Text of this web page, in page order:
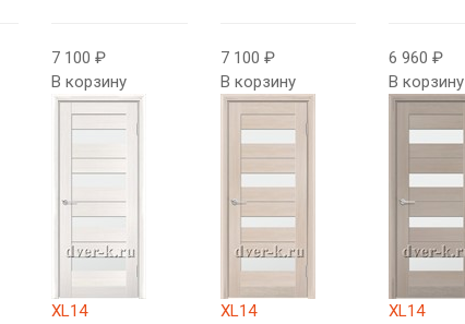
7 100 ₽
В корзину
7 100 ₽
В корзину
6 960 ₽
В корзину
XL14
XL14
XL14